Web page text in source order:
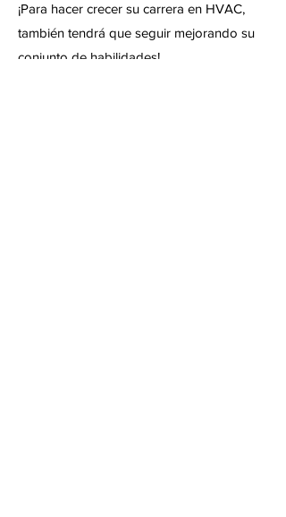
¡Para hacer crecer su carrera en HVAC,
también tendrá que seguir mejorando su
conjunto de habilidades!